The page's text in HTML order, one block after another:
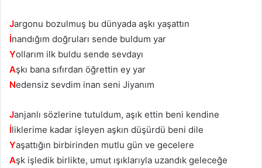
Jargonu bozulmuş bu dünyada aşkı yaşattın
İnandığım doğruları sende buldum yar
Yollarım ilk buldu sende sevdayı
Aşkı bana sıfırdan öğrettin ey yar
Nedensiz sevdim inan seni Jiyanım
Janjanlı sözlerine tutuldum, aşık ettin beni kendine
İliklerime kadar işleyen aşkın düşürdü beni dile
Yaşattığın birbirinden mutlu gün ve gecelere
Aşk işledik birlikte, umut ışıklarıyla uzandık geleceğe